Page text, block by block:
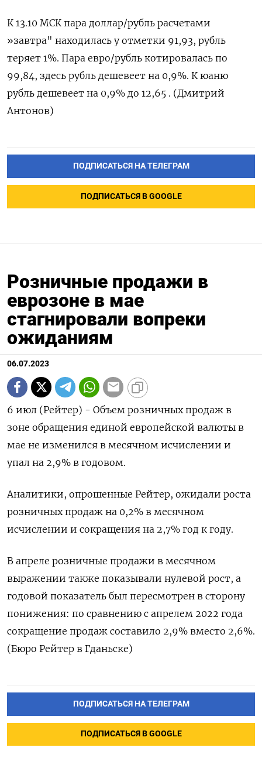
К 13.10 МСК пара доллар/рубль расчетами
»завтра" находилась у отметки 91,93, рубль
теряет 1%. Пара евро/рубль котировалась по
99,84, здесь рубль дешевеет на 0,9%. К юаню
рубль дешевеет на 0,9% до 12,65 . (Дмитрий
Антонов)
ПОДПИСАТЬСЯ НА ТЕЛЕГРАМ
ПОДПИСАТЬСЯ В GOOGLE
Розничные продажи в
еврозоне в мае
стагнировали вопреки
ожиданиям
06.07.2023
6 июл (Рейтер) - Объем розничных продаж в
зоне обращения единой европейской валюты в
мае не изменился в месячном исчислении и
упал на 2,9%​​​ в годовом.
Аналитики, опрошенные Рейтер, ожидали роста
розничных продаж на 0,2%​​ в месячном
исчислении и сокращения на 2,7%​​ год к году.
В апреле розничные продажи в месячном
выражении также показывали нулевой рост, а
годовой показатель был пересмотрен в сторону
понижения: по сравнению с апрелем 2022 года
сокращение продаж составило 2,9% вместо 2,6%.
(Бюро Рейтер в Гданьске)
ПОДПИСАТЬСЯ НА ТЕЛЕГРАМ
ПОДПИСАТЬСЯ В GOOGLE